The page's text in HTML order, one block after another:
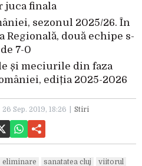
juca finala
sezonul 2025/26. În
Regională, două echipe s-
7-0
și meciurile din faza
ediția 2025-2026
26 Sep. 2019, 18:26 Stiri
eliminare sanatatea cluj viitorul